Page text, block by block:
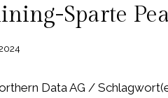
Sparte
Data AG /